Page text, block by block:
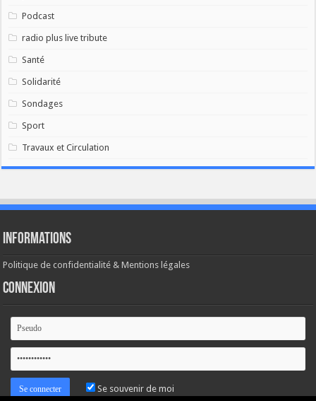
Podcast
radio plus live tribute
Santé
Solidarité
Sondages
Sport
Travaux et Circulation
Informations
Politique de confidentialité & Mentions légales
Connexion
Se souvenir de moi